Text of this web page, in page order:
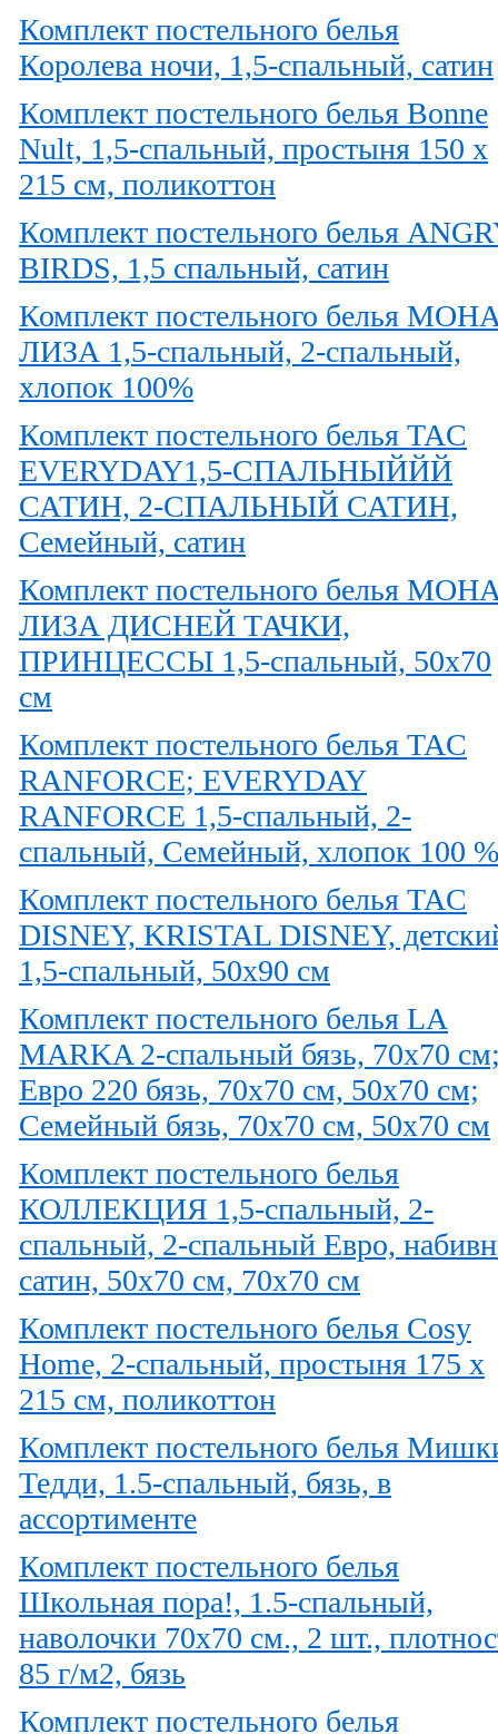
Комплект постельного белья
Королева ночи, 1,5-спальный, сатин
Комплект постельного белья Bonne
Nult, 1,5-спальный, простыня 150 х
215 см, поликоттон
Комплект постельного белья
BIRDS, 1,5 спальный, сатин
Комплект постельного белья
ЛИЗА 1,5-спальный, 2-спальный,
хлопок 100%
Комплект постельного белья TAC
EVERYDAY1,5-СПАЛЬНЫЙЙЙ
САТИН, 2-СПАЛЬНЫЙ САТИН,
Семейный, сатин
Комплект постельного белья
ЛИЗА ДИСНЕЙ ТАЧКИ,
ПРИНЦЕССЫ 1,5-спальный, 50х70
см
Комплект постельного белья TAC
RANFORCE; EVERYDAY
RANFORCE 1,5-спальный, 2-
спальный, Семейный, хлопок 100 %
Комплект постельного белья TAC
DISNEY, KRISTAL DISNEY,
1,5-спальный, 50х90 см
Комплект постельного белья LA
MARKA 2-спальный бязь, 70х70
Евро 220 бязь, 70х70 см, 50х70 см;
Семейный бязь, 70х70 см, 50х70 см
Комплект постельного белья
КОЛЛЕКЦИЯ 1,5-спальный, 2-
спальный, 2-спальный Евро,
сатин, 50х70 см, 70х70 см
Комплект постельного белья Cosy
Home, 2-спальный, простыня 175 х
215 см, поликоттон
Комплект постельного белья
Тедди, 1.5-спальный, бязь, в
ассортименте
Комплект постельного белья
Школьная пора!, 1.5-спальный,
наволочки 70х70 см., 2 шт.,
85 г/м2, бязь
Комплект постельного белья